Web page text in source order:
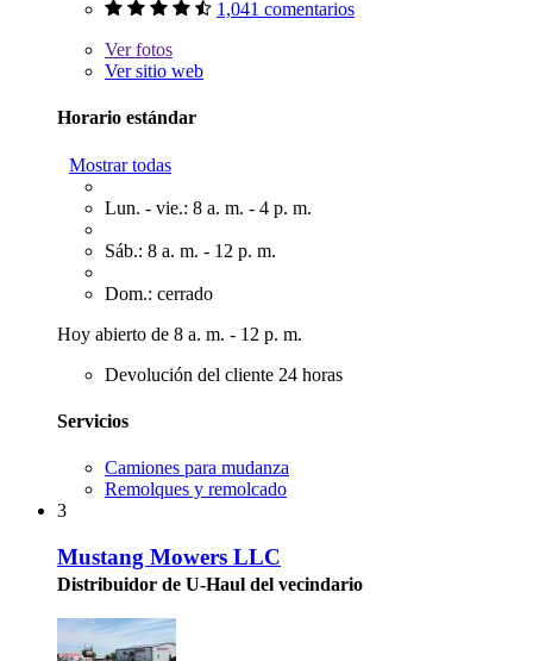
1,041 comentarios
Verfotos
Ver sitio web
Horario estándar
Mostrar todas
Lun. - vie.: 8 a. m. - 4 p. m.
Sáb.: 8 a. m. - 12 p. m.
Dom.: cerrado
Hoy abierto de 8 a. m. - 12 p. m.
Devolución del cliente 24 horas
Servicios
Camiones para mudanza
Remolques y remolcado
3
Mustang Mowers LLC
Distribuidor de U-Haul del vecindario